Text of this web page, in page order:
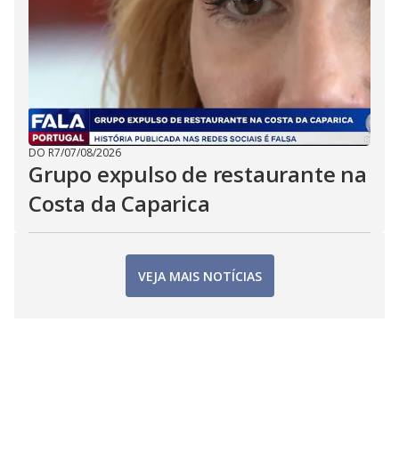
DO R7/07/08/2026
Grupo expulso de restaurante na
Costa da Caparica
VEJA MAIS NOTÍCIAS